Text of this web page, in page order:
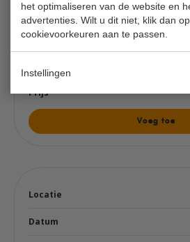
het optimaliseren van de website en
advertenties. Wilt u dit niet, klik dan
cookievoorkeuren aan te passen.
Instellingen
Voeg toe